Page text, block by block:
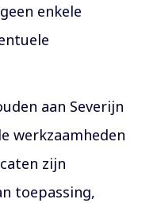
enkele
aan Severijn
werkzaamheden
zijn
toepassing,